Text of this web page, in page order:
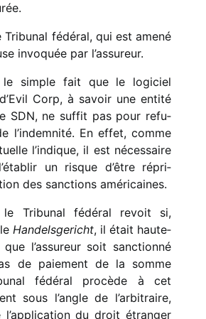
Tribunal fédé­ral, qui est amené
invo­quée par l’assureur.
le simple fait que le logi­ciel
Corp, à savoir une entité
SDN, ne suffit pas pour refu­
l’indemnité. En effet, comme
l’indique, il est néces­saire
un risque d’être répri­
des sanc­tions américaines.
Tribunal fédé­ral revoit si,
Handelsgericht, il était haute­
l’assureur soit sanc­tionné
de paie­ment de la somme
fédé­ral procède à cet
sous l’angle de l’arbitraire,
l’application du droit étran­ger